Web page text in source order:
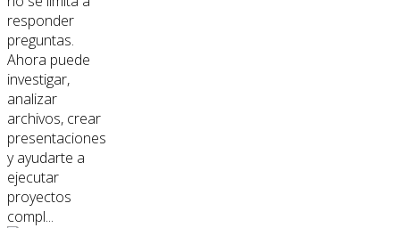
responder
preguntas.
Ahora puede
investigar,
analizar
archivos, crear
presentaciones
y ayudarte a
ejecutar
proyectos
compl...